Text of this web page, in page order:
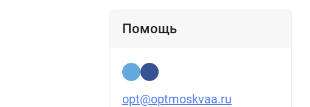
Помощь
opt@optmoskvaa.ru